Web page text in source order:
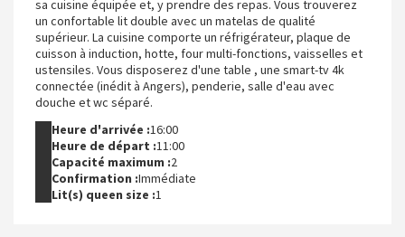
sa cuisine équipée et, y prendre des repas. Vous trouverez
un confortable lit double avec un matelas de qualité
supérieur. La cuisine comporte un réfrigérateur, plaque de
cuisson à induction, hotte, four multi-fonctions, vaisselles et
ustensiles. Vous disposerez d'une table , une smart-tv 4k
connectée (inédit à Angers), penderie, salle d'eau avec
douche et wc séparé.
Heure d'arrivée :16:00
Heure de départ :11:00
Capacité maximum :2
Confirmation :Immédiate
Lit(s) queen size :1